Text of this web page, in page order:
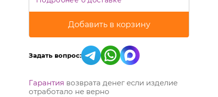
Задать вопрос:
Гарантия возврата денег если изделие
отработало не верно